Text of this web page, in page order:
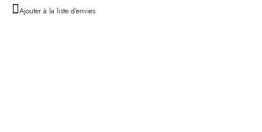
Ajouter à la liste d'envies